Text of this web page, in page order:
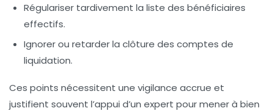
Régulariser tardivement la liste des bénéficiaires
effectifs.
Ignorer ou retarder la clôture des comptes de
liquidation.
Ces points nécessitent une vigilance accrue et
justifient souvent l’appui d’un expert pour mener à bien